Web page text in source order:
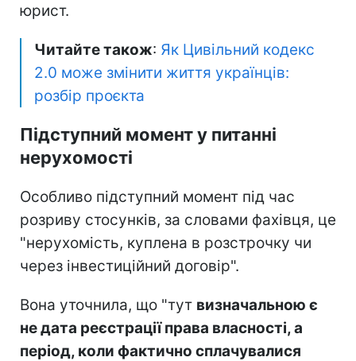
юрист.
Читайте також: Як Цивільний кодекс
2.0 може змінити життя українців:
розбір проєкта
Підступний момент у питанні
нерухомості
Особливо підступний момент під час
розриву стосунків, за словами фахівця, це
"нерухомість, куплена в розстрочку чи
через інвестиційний договір".
Вона уточнила, що "тут визначальною є
не дата реєстрації права власності, а
період, коли фактично сплачувалися